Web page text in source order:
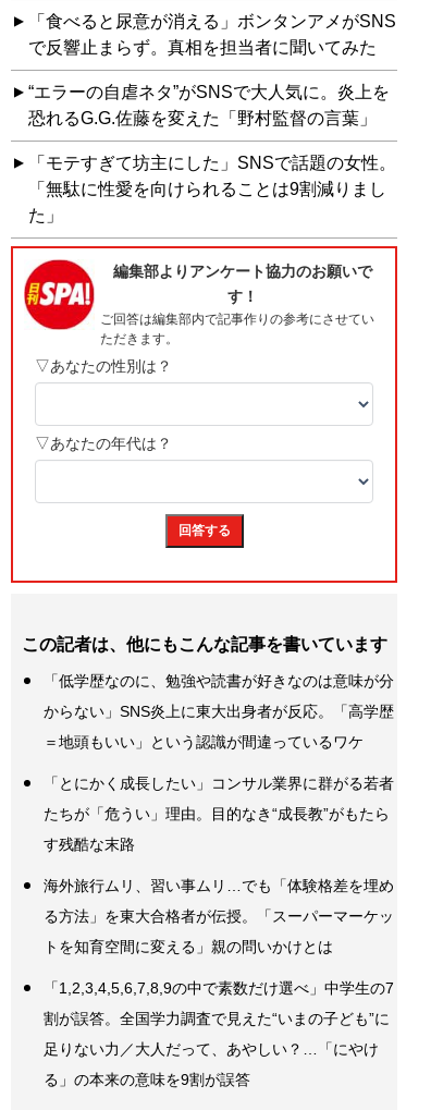
「食べると尿意が消える」ボンタンアメがSNS
で反響止まらず。真相を担当者に聞いてみた
“エラーの自虐ネタ”がSNSで大人気に。炎上を
恐れるG.G.佐藤を変えた「野村監督の言葉」
「モテすぎて坊主にした」SNSで話題の女性。
「無駄に性愛を向けられることは9割減りまし
た」
この記者は、他にもこんな記事を書いています
「低学歴なのに、勉強や読書が好きなのは意味が分
からない」SNS炎上に東大出身者が反応。「高学歴
＝地頭もいい」という認識が間違っているワケ
「とにかく成長したい」コンサル業界に群がる若者
たちが「危うい」理由。目的なき“成長教”がもたら
す残酷な末路
海外旅行ムリ、習い事ムリ…でも「体験格差を埋め
る方法」を東大合格者が伝授。「スーパーマーケッ
トを知育空間に変える」親の問いかけとは
「1,2,3,4,5,6,7,8,9の中で素数だけ選べ」中学生の7
割が誤答。全国学力調査で見えた“いまの子ども”に
足りない力／大人だって、あやしい？…「にやけ
る」の本来の意味を9割が誤答